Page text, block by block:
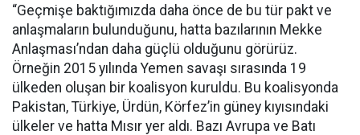
“Geçmişe baktığımızda daha önce de bu tür pakt ve
anlaşmaların bulunduğunu, hatta bazılarının Mekke
Anlaşması’ndan daha güçlü olduğunu görürüz.
Örneğin 2015 yılında Yemen savaşı sırasında 19
ülkeden oluşan bir koalisyon kuruldu. Bu koalisyonda
Pakistan, Türkiye, Ürdün, Körfez’in güney kıyısındaki
ülkeler ve hatta Mısır yer aldı. Bazı Avrupa ve Batı